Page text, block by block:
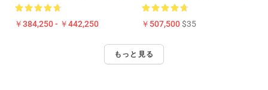
￥384,250 - ￥442,250 ￥507,500$35
もっと見る